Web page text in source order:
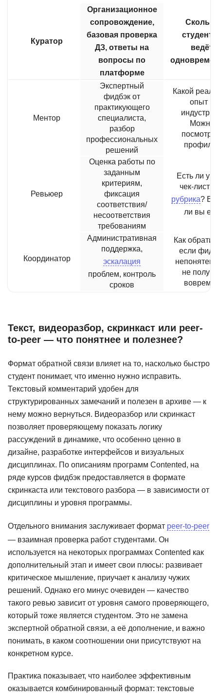
Куратор
Организационное
сопровождение,
базовая проверка
ДЗ, ответы на
вопросы по
платформе
Сколько
ведёт
Ментор
Экспертный
фидбэк от
практикующего
специалиста,
разбор
профессиональных
решений
Какой
опыт в
Можно
Ревьюер
Оценка работы по
заданным
критериям,
фиксация
соответствия/
несоответствия
требованиям
Есть ли у
чек-лист
рубрика?
ли вы
Координатор
Административная
поддержка,
эскалация
проблем, контроль
сроков
Как
если
непонятен
не
Текст, видеоразбор, скринкаст или peer-
to-peer — что понятнее и полезнее?
Формат обратной связи влияет на то, насколько быстро
студент понимает, что именно нужно исправить.
Текстовый комментарий удобен для
структурированных замечаний и полезен в архиве — к
нему можно вернуться. Видеоразбор или скринкаст
позволяет проверяющему показать логику
рассуждений в динамике, что особенно ценно в
дизайне, разработке интерфейсов и визуальных
дисциплинах. По описаниям программ Contented, на
ряде курсов фидбэк предоставляется в формате
скринкаста или текстового разбора — в зависимости от
дисциплины и уровня программы.
Отдельного внимания заслуживает формат peer-to-peer
— взаимная проверка работ студентами. Он
используется на некоторых программах Contented как
дополнительный этап и имеет свои плюсы: развивает
критическое мышление, приучает к анализу чужих
решений. Однако его минус очевиден — качество
такого ревью зависит от уровня самого проверяющего,
который тоже является студентом. Это не замена
экспертной обратной связи, а её дополнение, и важно
понимать, в каком соотношении они присутствуют на
конкретном курсе.
Практика показывает, что наиболее эффективным
оказывается комбинированный формат: текстовые